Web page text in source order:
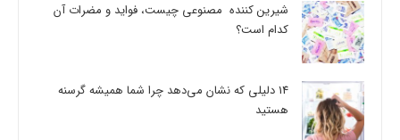
شیرین کننده مصنوعی چیست، فواید و مضرات آن
کدام است؟
14 دلیلی که نشان می‌دهد چرا شما همیشه گرسنه
هستید